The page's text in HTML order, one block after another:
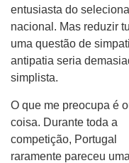
entusiasta do
nacional. Mas reduzir
uma questão de
antipatia seria
simplista.
O que me preocupa é
coisa. Durante toda a
competição, Portugal
raramente pareceu uma